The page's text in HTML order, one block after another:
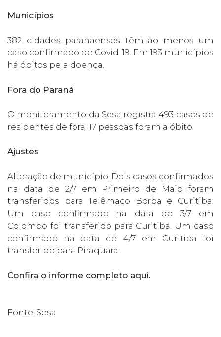
Municípios
382 cidades paranaenses têm ao menos um
caso confirmado de Covid-19. Em 193 municípios
há óbitos pela doença.
Fora do Paraná
O monitoramento da Sesa registra 493 casos de
residentes de fora. 17 pessoas foram a óbito.
Ajustes
Alteração de município: Dois casos confirmados
na data de 2/7 em Primeiro de Maio foram
transferidos para Telêmaco Borba e Curitiba.
Um caso confirmado na data de 3/7 em
Colombo foi transferido para Curitiba. Um caso
confirmado na data de 4/7 em Curitiba foi
transferido para Piraquara.
Confira o informe completo aqui.
Fonte: Sesa